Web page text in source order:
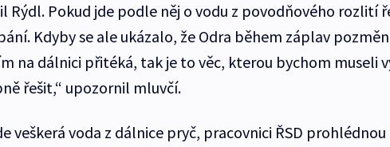
Rýdl. Pokud jde podle něj o vodu z povodňového rozlití
Kdyby se ale ukázalo, že Odra během záplav
na dálnici přitéká, tak je to věc, kterou bychom museli
řešit,“ upozornil mluvčí.
veškerá voda z dálnice pryč, pracovnici ŘSD